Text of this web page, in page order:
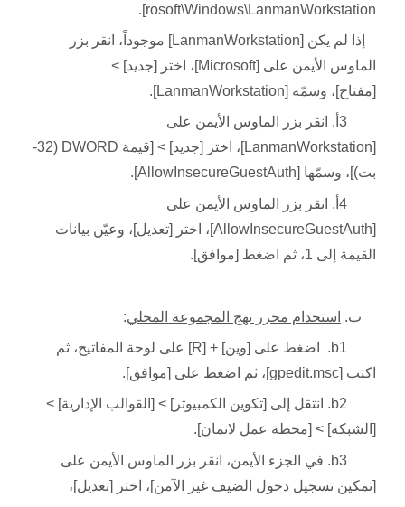
rosoft\Windows\LanmanWorkstation].
إذا لم يكن [LanmanWorkstation] موجوداً، انقر بزر
الماوس الأيمن على [Microsoft]، اختر [جديد] >
[مفتاح]، وسمّه [LanmanWorkstation].
3أ. انقر بزر الماوس الأيمن على
[LanmanWorkstation]، اختر [جديد] > [قيمة DWORD (32-
بت)]، وسمّها [AllowInsecureGuestAuth].
4أ. انقر بزر الماوس الأيمن على
[AllowInsecureGuestAuth]، اختر [تعديل]، وعيّن بيانات
القيمة إلى 1، ثم اضغط [موافق].
ب. استخدام محرر نهج المجموعة المحلي:
b1. اضغط على [وين] + [R] على لوحة المفاتيح، ثم
اكتب [gpedit.msc]، ثم اضغط على [موافق].
b2. انتقل إلى [تكوين الكمبيوتر] > [القوالب الإدارية] >
[الشبكة] > [محطة عمل لانمان].
b3. في الجزء الأيمن، انقر بزر الماوس الأيمن على
[تمكين تسجيل دخول الضيف غير الآمن]، اختر [تعديل]،